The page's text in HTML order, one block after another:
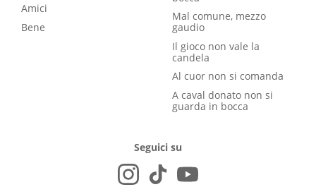
Amici
Bene
Mal comune, mezzo
gaudio
Il gioco non vale la
candela
Al cuor non si comanda
A caval donato non si
guarda in bocca
Seguici su